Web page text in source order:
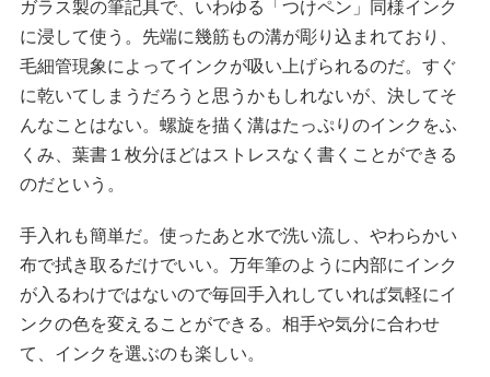
ガラス製の筆記具で、いわゆる「つけペン」同様インク
に浸して使う。先端に幾筋もの溝が彫り込まれており、
毛細管現象によってインクが吸い上げられるのだ。すぐ
に乾いてしまうだろうと思うかもしれないが、決してそ
んなことはない。螺旋を描く溝はたっぷりのインクをふ
くみ、葉書１枚分ほどはストレスなく書くことができる
のだという。
手入れも簡単だ。使ったあと水で洗い流し、やわらかい
布で拭き取るだけでいい。万年筆のように内部にインク
が入るわけではないので毎回手入れしていれば気軽にイ
ンクの色を変えることができる。相手や気分に合わせ
て、インクを選ぶのも楽しい。